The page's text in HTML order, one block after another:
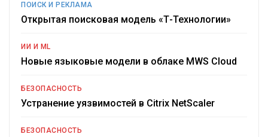
ПОИСК И РЕКЛАМА
Открытая поисковая модель «Т-Технологии»
ИИ И ML
Новые языковые модели в облаке MWS Cloud
БЕЗОПАСНОСТЬ
Устранение уязвимостей в Citrix NetScaler
БЕЗОПАСНОСТЬ